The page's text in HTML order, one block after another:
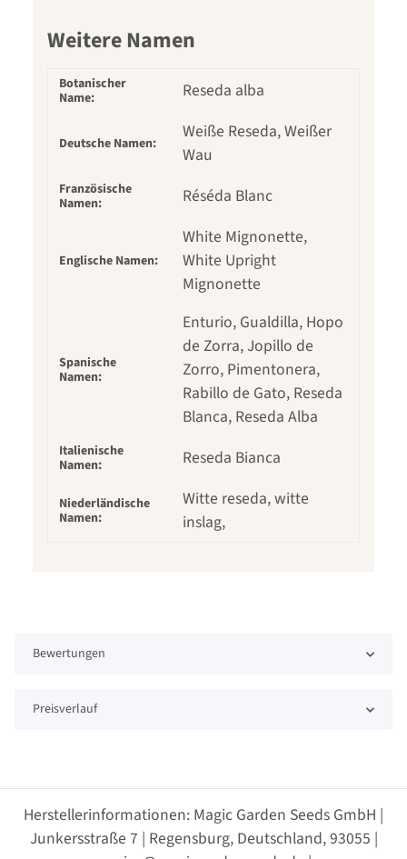
Weitere Namen
Botanischer
Name:
Reseda alba
Deutsche Namen:
Weiße Reseda, Weißer
Wau
Französische
Namen:
Réséda Blanc
Englische Namen:
White Mignonette,
White Upright
Mignonette
Spanische
Namen:
Enturio, Gualdilla, Hopo
de Zorra, Jopillo de
Zorro, Pimentonera,
Rabillo de Gato, Reseda
Blanca, Reseda Alba
Italienische
Namen:
Reseda Bianca
Niederländische
Namen:
Witte reseda, witte
inslag,
Bewertungen
Preisverlauf
Herstellerinformationen: Magic Garden Seeds GmbH |
Junkersstraße 7 | Regensburg, Deutschland, 93055 |